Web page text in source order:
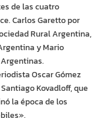
de las cuatro
Carlos Garetto por
Rural Argentina,
y Mario
Oscar Gómez
Kovadloff, que
la época de los